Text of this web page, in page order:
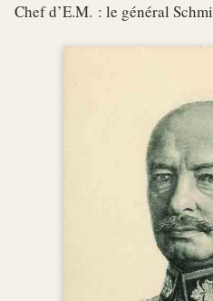
Chef d’E.M. : le général